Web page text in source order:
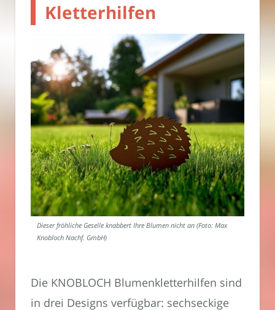
Kletterhilfen
Dieser fröhliche Geselle knabbert Ihre Blumen nicht an (Foto: Max
Knobloch Nachf. GmbH)
Die KNOBLOCH Blumenkletterhilfen sind
in drei Designs verfügbar: sechseckige